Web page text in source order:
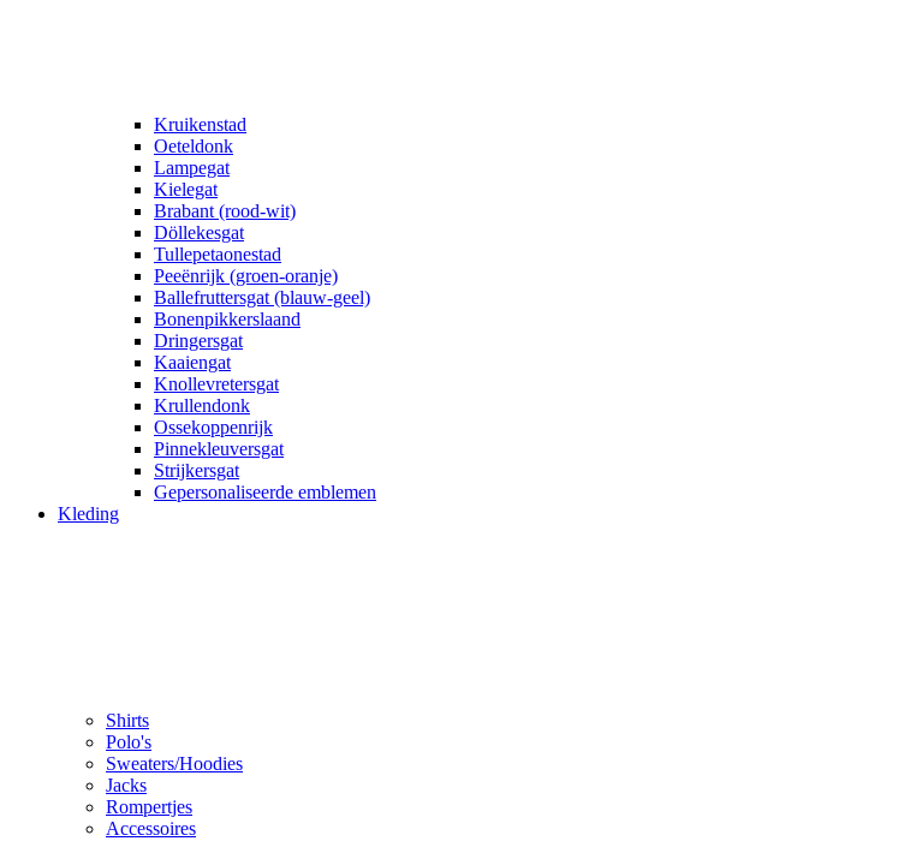
Kruikenstad
Oeteldonk
Lampegat
Kielegat
Brabant (rood-wit)
Döllekesgat
Tullepetaonestad
Peeënrijk (groen-oranje)
Ballefruttersgat (blauw-geel)
Bonenpikkerslaand
Dringersgat
Kaaiengat
Knollevretersgat
Krullendonk
Ossekoppenrijk
Pinnekleuversgat
Strijkersgat
Gepersonaliseerde emblemen
Kleding
Shirts
Polo's
Sweaters/Hoodies
Jacks
Rompertjes
Accessoires